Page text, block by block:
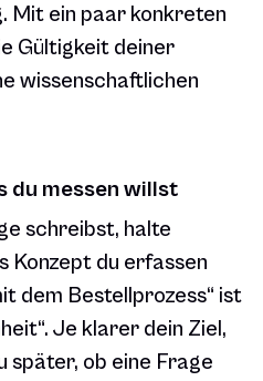
Mit ein paar konkreten
Gültigkeit deiner
wissenschaftlichen
du messen willst
schreibst, halte
Konzept du erfassen
dem Bestellprozess“ ist
Je klarer dein Ziel,
ob eine Frage